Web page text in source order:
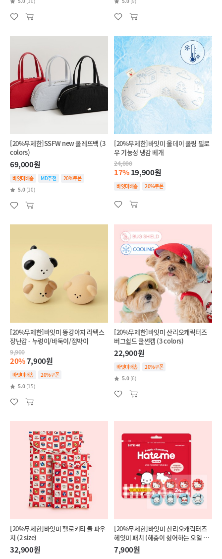
[20%무제한]SSFW new 쿨레뜨백 (3
colors)
69,000원
바잇미배송 MD추천
20%쿠폰
5.0 (10)
[20%무제한]바잇미 올데이 쿨링 필로
우 기능성 냉감 베개
24,000
17%19,900원
바잇미배송 20%쿠폰
[20%무제한]바잇미 똥강아지 라텍스
장난감 - 누렁이/바둑이/점박이
9,900
20%7,900원
바잇미배송
20%쿠폰
5.0 (15)
[20%무제한]바잇미 산리오캐릭터즈
버그쉴드 쿨썬캡 (3 colors)
22,900원
바잇미배송
20%쿠폰
5.0 (6)
[20%무제한]바잇미 헬로키티 쿨 파우
치 (2 size)
32,900원
[20%무제한]바잇미 산리오캐릭터즈
헤잇미 패치 (해충이 싫어하는 오일 함
유)
7,900원